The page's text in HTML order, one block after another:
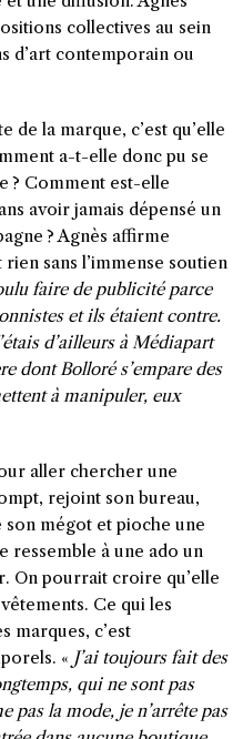
collectives au sein
d’art contemporain ou
de la marque, c’est qu’elle
a-t-elle donc pu se
? Comment est-elle
avoir jamais dépensé un
? Agnès affirme
sans l’immense soutien
faire de publicité parce
et ils étaient contre.
d’ailleurs à Médiapart
dont Bolloré s’empare des
à manipuler, eux
aller chercher une
rejoint son bureau,
mégot et pioche une
ressemble à une ado un
On pourrait croire qu’elle
vêtements. Ce qui les
marques, c’est
« J’ai toujours fait des
qui ne sont pas
pas la mode, je n’arrête pas